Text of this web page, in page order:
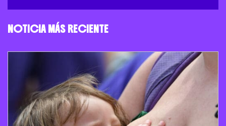
NOTICIA MÁS RECIENTE